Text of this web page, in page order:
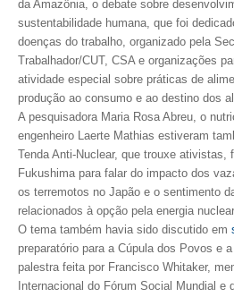
ACORDOS, CONVENÇÕES E DISSÍDIOS
CONTRIBUIÇÕES
CONTRIBUIÇÃO ASSISTENCIAL
CONTRIBUIÇÃO ASSOCIATIVA OU
CONTRIBUIÇÃO SINDICAL URBANA
REVISÃO DE APOSENTADORIA
FGTS EXPURGOS
FGTS CORREÇÃO
da Amazônia, o debate sobre
sustentabilidade humana, que foi
doenças do trabalho, organizado pela
Trabalhador/CUT, CSA e organizações
atividade especial sobre práticas de
produção ao consumo e ao destino dos
A pesquisadora Maria Rosa Abreu, o
engenheiro Laerte Mathias estiveram
Tenda Anti-Nuclear, que trouxe ativistas,
Fukushima para falar do impacto dos
os terremotos no Japão e o sentimento
relacionados à opção pela energia
O tema também havia sido discutido em
preparatório para a Cúpula dos Povos e
palestra feita por Francisco Whitaker,
Internacional do Fórum Social Mundial e